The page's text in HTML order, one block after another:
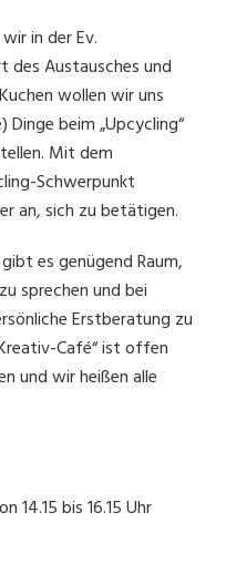
in der Ev.
des Austausches und
wollen wir uns
beim „Upcycling“
Mit dem
Schwerpunkt
an, sich zu betätigen.
es genügend Raum,
sprechen und bei
Erstberatung zu
Café“ ist offen
und wir heißen alle
14.15 bis 16.15 Uhr